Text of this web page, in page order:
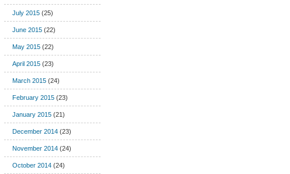
July 2015 (25)
June 2015 (22)
May 2015 (22)
April 2015 (23)
March 2015 (24)
February 2015 (23)
January 2015 (21)
December 2014 (23)
November 2014 (24)
October 2014 (24)